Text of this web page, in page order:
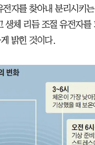
자를 찾아내 분리시키
생체 리듬 조절 유전자를
밝힌 것이다.